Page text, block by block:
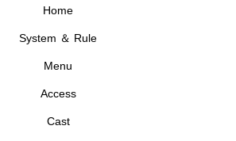
Home
System ＆ Rule
Menu
Access
Cast